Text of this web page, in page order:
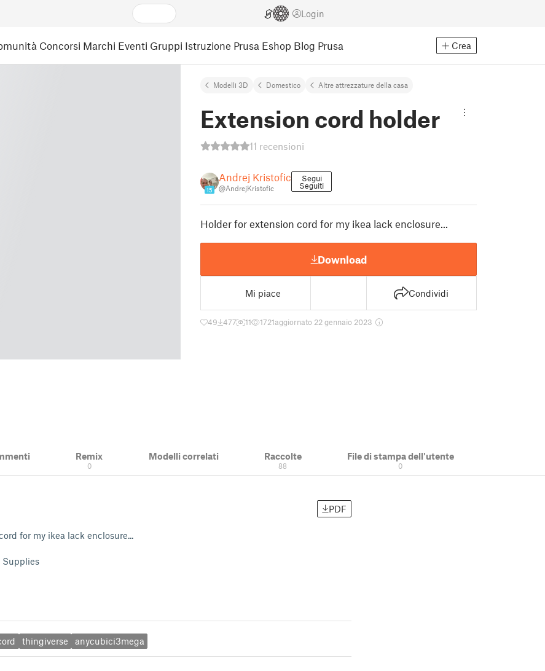
Login
Concorsi Marchi Eventi Gruppi Istruzione Prusa Eshop Blog Prusa Crea
Modelli 3D Domestico Altre attrezzature della casa
Extension cord holder
11 recensioni
15
Andrej Kristofic
@AndrejKristofic
Segui
Seguiti
Holder for extension cord for my ikea lack enclosure...
Download
Mi piace Condividi
49 477 11 1721aggiornato 22 gennaio 2023
Remix
0
Modelli correlati Raccolte
88
File di stampa dell'utente
0
PDF
for my ikea lack enclosure...
Supplies
thingiverse anycubici3mega